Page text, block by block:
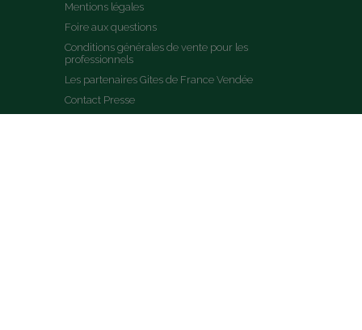
Mentions légales
Foire aux questions
Conditions générales de vente pour les
professionnels
Les partenaires Gites de France Vendée
Contact Presse